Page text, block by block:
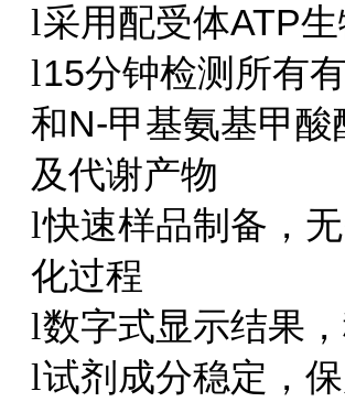
l采用配受体ATP
l15分钟检测所有
和N-甲基氨基甲酸
及代谢产物
l快速样品制备，
化过程
l数字式显示结果
l试剂成分稳定，